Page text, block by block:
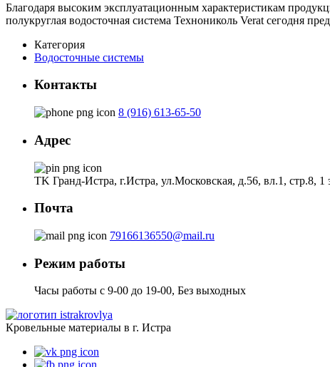
Благодаря высоким эксплуатационным характеристикам
полукруглая водосточная система Технониколь Verat сегодня
Категория
Водосточные системы
Контакты
8 (916) 613-65-50
Адрес
ТK Гранд-Истра, г.Истра, ул.Московская, д.56, вл.1, стр.8,
Почта
79166136550@mail.ru
Режим работы
Часы работы с 9-00 до 19-00, Без выходных
Кровельные материалы в г. Истра